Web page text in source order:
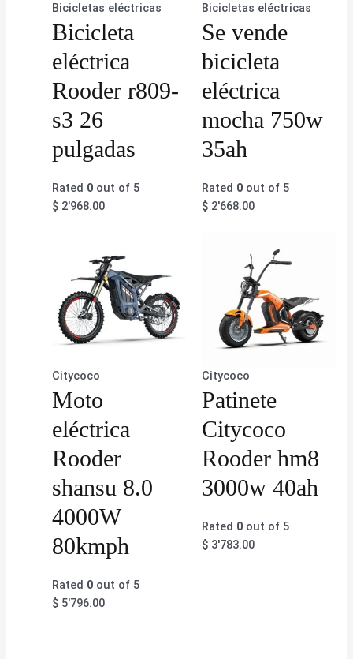
Bicicletas eléctricas
Bicicleta
eléctrica
Rooder r809-
s3 26
pulgadas
Rated 0 out of 5
$ 2'968.00
Bicicletas eléctricas
Se vende
bicicleta
eléctrica
mocha 750w
35ah
Rated 0out of 5
$2'668.00
Citycoco
Moto
eléctrica
Rooder
shansu 8.0
4000W
80kmph
Rated 0 out of 5
$ 5'796.00
Citycoco
Patinete
Citycoco
Rooder hm8
3000w 40ah
Rated 0out of 5
$3'783.00